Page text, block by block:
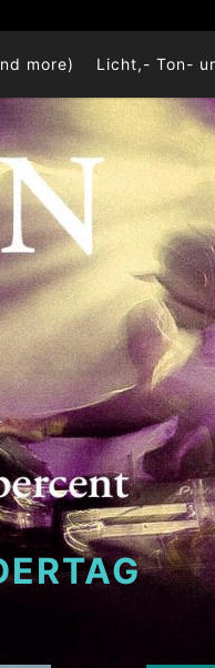
more) Licht,- Ton-